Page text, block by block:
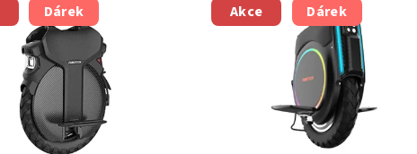
Dárek Akce Dárek